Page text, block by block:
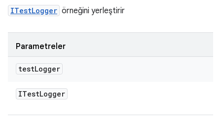
ITestLogger örneğini yerleştirir
Parametreler
testLogger
ITestLogger